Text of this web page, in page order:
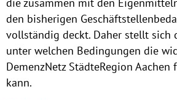
den bisherigen
vollständig deckt. Daher stellt sich
unter welchen Bedingungen die
DemenzNetz StädteRegion
kann.